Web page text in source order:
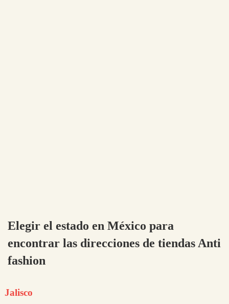
Elegir el estado en México para
encontrar las direcciones de tiendas Anti
fashion
Jalisco